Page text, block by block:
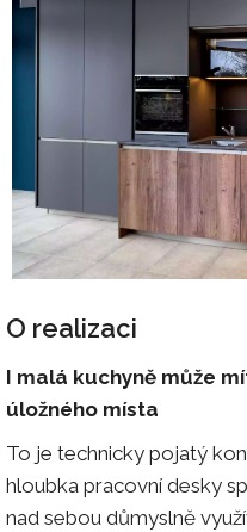
O realizaci
I malá kuchyně může
úložného místa
To je technicky pojatý
hloubka pracovní desky
nad sebou důmyslně